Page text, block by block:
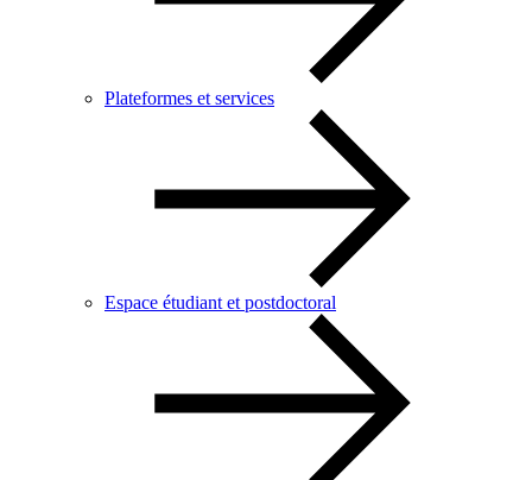
Plateformes et services
Espace étudiant et postdoctoral